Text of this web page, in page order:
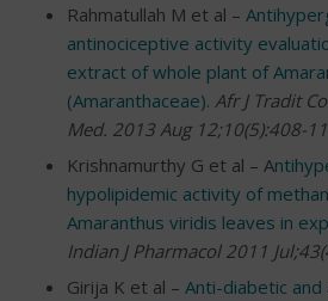
Rahmatullah M et al –
antinociceptive activity
extract of whole plant of
(Amaranthaceae). Afr J Tradit
Med. 2013 Aug 12;10(5):408-
Krishnamurthy G et al – A
hypolipidemic activity of
Amaranthus viridis leaves in
Indian J Pharmacol 2011
Girija K et al – Anti-diabetic